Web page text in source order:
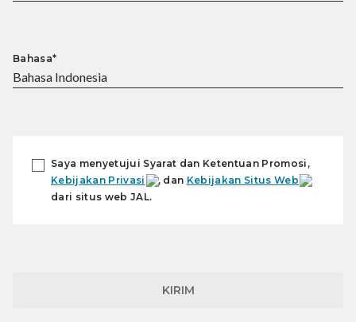
Bahasa*
Saya menyetujui Syarat dan Ketentuan Promosi,
Kebijakan Privasi
, dan Kebijakan Situs Web
dari situs web JAL.
KIRIM